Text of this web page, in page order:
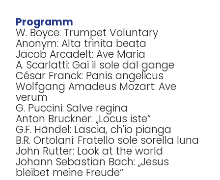
Programm
W. Boyce: Trumpet Voluntary
Anonym: Alta trinita beata
Jacob Arcadelt: Ave Maria
A. Scarlatti: Gai il sole dal gange
César Franck: Panis angelicus
Wolfgang Amadeus Mozart: Ave
verum
G. Puccini: Salve regina
Anton Bruckner: „Locus iste“
G.F. Händel: Lascia, ch'io pianga
B.R. Ortolani: Fratello sole sorella luna
John Rutter: Look at the world
Johann Sebastian Bach: „Jesus
bleibet meine Freude“